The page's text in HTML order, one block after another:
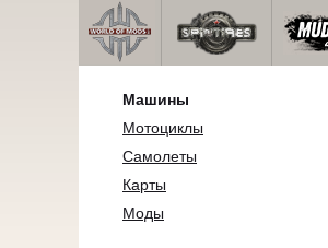
Машины
Мотоциклы
Самолеты
Карты
Моды